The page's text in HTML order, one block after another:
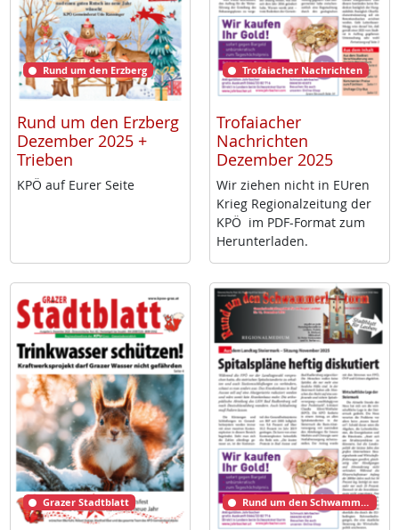
Rund um den Erzberg
Rund um den Erzberg
Dezember 2025 +
Trieben
KPÖ auf Eu­rer Sei­te
Trofaiacher Nachrichten
Trofaiacher
Nachrichten
Dezember 2025
Wir zie­hen nicht in EU­ren
Krieg Re­gio­nal­zei­tung der
KPÖ im PDF-For­mat zum
Her­un­ter­la­den.
Grazer Stadtblatt Rund um den Schwammerlturm